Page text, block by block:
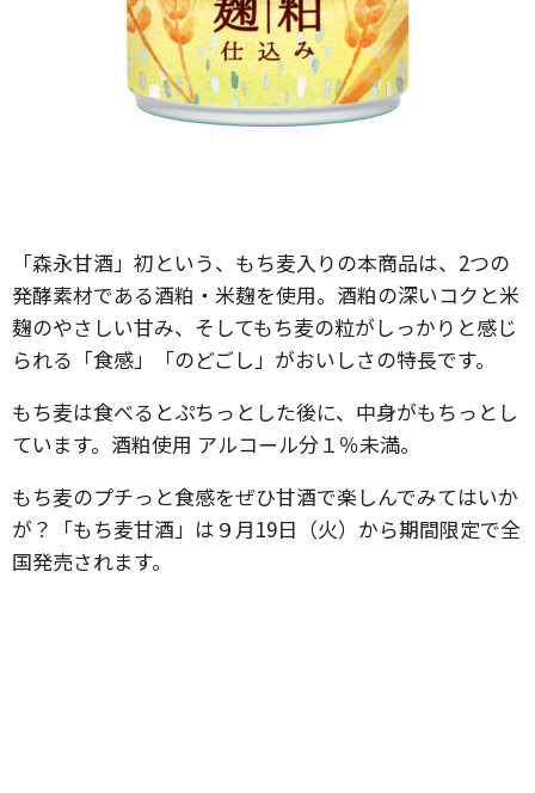
「森永甘酒」初という、もち麦入りの本商品は、2つの
発酵素材である酒粕・米麹を使用。酒粕の深いコクと米
麹のやさしい甘み、そしてもち麦の粒がしっかりと感じ
られる「食感」「のどごし」がおいしさの特長です。
もち麦は食べるとぷちっとした後に、中身がもちっとし
ています。酒粕使用 アルコール分１％未満。
もち麦のプチっと食感をぜひ甘酒で楽しんでみてはいか
が？「もち麦甘酒」は９月19日（火）から期間限定で全
国発売されます。